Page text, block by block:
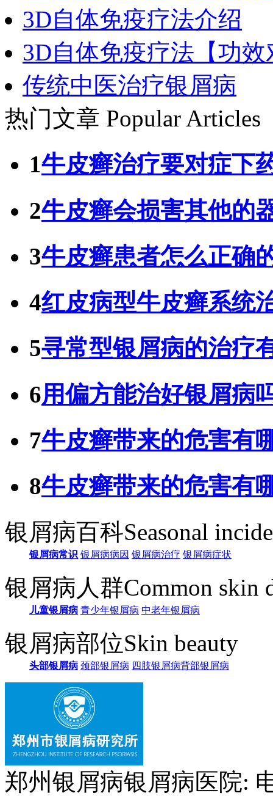
3D自体免疫疗法介绍
3D自体免疫疗法【功效
传统中医治疗银屑病
热门文章 Popular Articles
1牛皮癣治疗要对症下
2牛皮癣会损害其他的
3牛皮癣患者怎么正确
4红皮病型牛皮癣系统
5寻常型银屑病的治疗
6用偏方能治好银屑病
7牛皮癣带来的危害有
8牛皮癣带来的危害有
银屑病百科Seasonal
银屑病常识 银屑病病因 银屑病治疗 银屑病症状
银屑病人群Common skin
儿童银屑病 青少年银屑病 中老年银屑病
银屑病部位Skin beauty
头部银屑病 颈部银屑病 四肢银屑病背部银屑病
郑州银屑病银屑病医院: